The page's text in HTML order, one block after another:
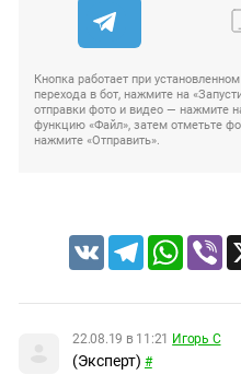
Кнопка работает при
перехода в бот, нажмите на
отправки фото и видео — нажмите
функцию «Файл», затем отметьте
нажмите «Отправить».
VK Telegram
22.08.19 в 11:21 Игорь С
(Эксперт) #